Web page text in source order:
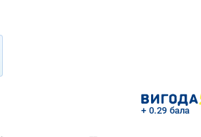
+ 0.29 бала